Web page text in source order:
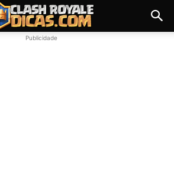
Publicidade